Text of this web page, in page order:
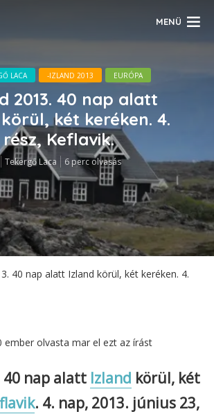
MENÜ
LACA -IZLAND 2013 EURÓPA
2013. 40 nap alatt
két keréken. 4.
rész, Keflavik.
Tekergő Laca 6 perc olvasás
40 nap alatt Izland körül, két keréken. 4.
ember olvasta mar el ezt az írást
40 nap alatt Izland körül, két
. 4. nap, 2013. június 23,